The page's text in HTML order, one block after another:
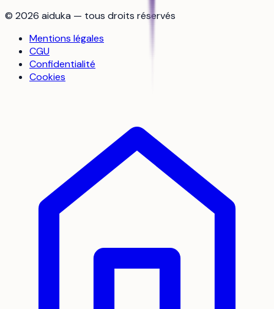
© 2026 aiduka — tous droits réservés
Mentions légales
CGU
Confidentialité
Cookies